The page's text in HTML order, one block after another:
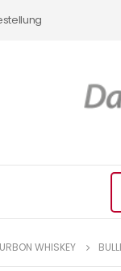
WHISKEY